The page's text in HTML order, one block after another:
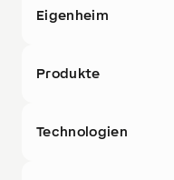
Eigenheim
Produkte
Technologien